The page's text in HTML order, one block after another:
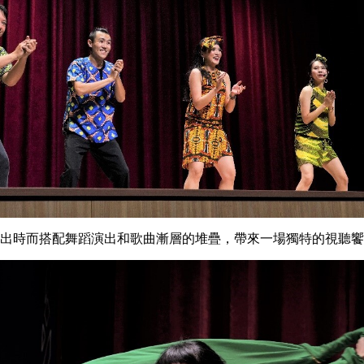
時而搭配舞蹈演出和歌曲漸層的堆疊，帶來一場獨特的視聽